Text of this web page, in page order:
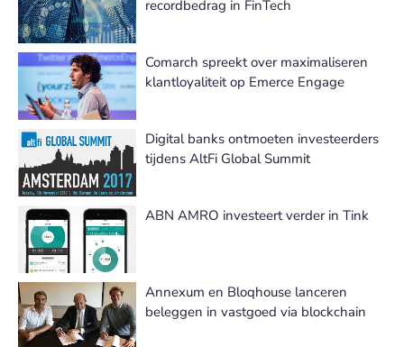
recordbedrag in FinTech
Comarch spreekt over maximaliseren
klantloyaliteit op Emerce Engage
Digital banks ontmoeten investeerders
tijdens AltFi Global Summit
ABN AMRO investeert verder in Tink
Annexum en Bloqhouse lanceren
beleggen in vastgoed via blockchain